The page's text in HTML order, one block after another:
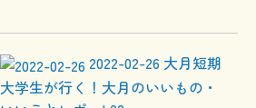
2022-02-26 大月短期
大学生が行く！大月のいいもの・